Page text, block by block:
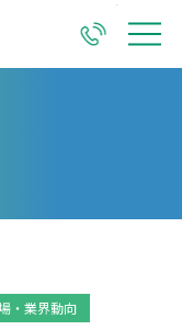
・業界動向